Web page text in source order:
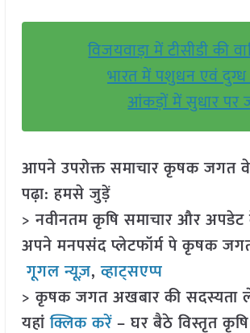
विजयवाड़ा में टीसीडी की
भारत में पशुधन एवं दुग्ध
आंकड़ों में सुधार पर
आपने उपरोक्त समाचार कृषक जगत
पढ़ा: हमसे जुड़ें
> नवीनतम कृषि समाचार और
अपने मनपसंद प्लेटफॉर्म पे कृषक
गूगल न्यूज़,व्हाट्सएप्प
> कृषक जगत अखबार की सदस्यता
यहांक्लिक करें– घर बैठे विस्तृत